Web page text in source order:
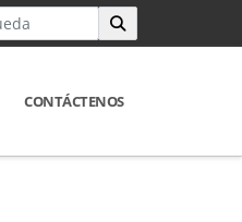
CONTÁCTENOS